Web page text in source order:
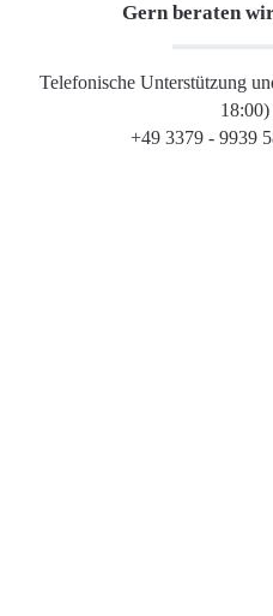
Gern beraten
Telefonische Unterstützung
18:00)
+49 3379 - 9939